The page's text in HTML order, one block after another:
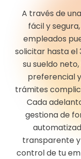
A través de
fácil y
empleados
solicitar hasta el
su sueldo
preferencial
trámites
Cada
gestiona de
transparente
control de tu